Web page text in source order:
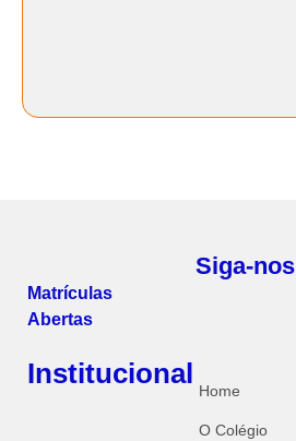
Matrículas
Abertas
Siga-nos
Institucional
Home
O Colégio